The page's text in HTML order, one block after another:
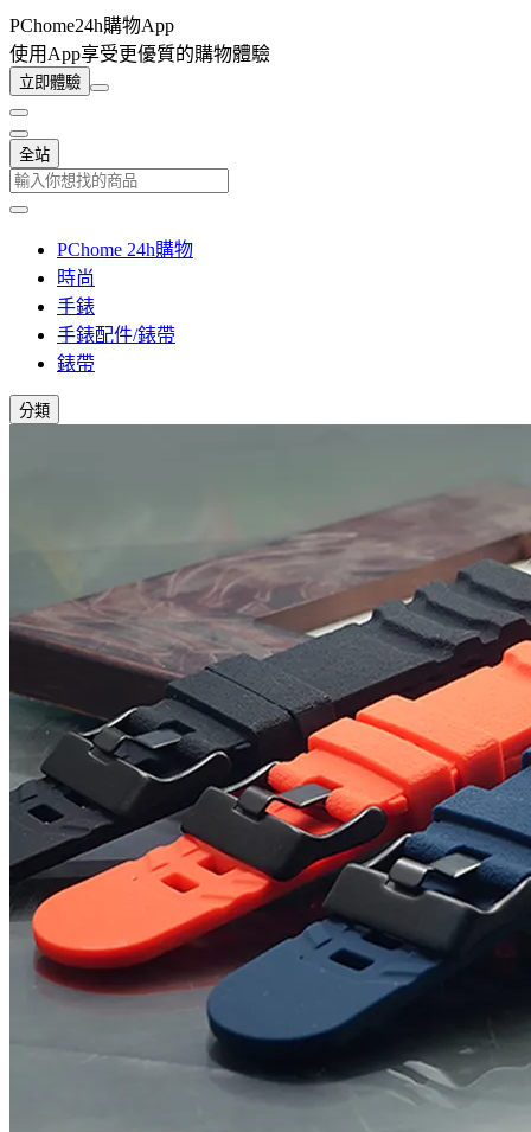
PChome24h購物App
使用App享受更優質的購物體驗
立即體驗
全站
PChome 24h購物
時尚
手錶
手錶配件/錶帶
錶帶
分類